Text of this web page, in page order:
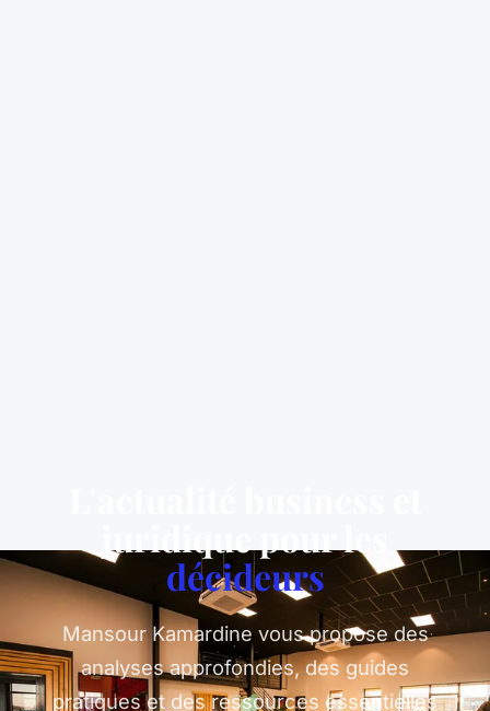
juridique pour les
décideurs
Mansour Kamardine vous propose des
analyses approfondies, des guides
pratiques et des ressources essentielles